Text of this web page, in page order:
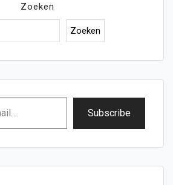
Zoeken
Zoeken
Subscribe